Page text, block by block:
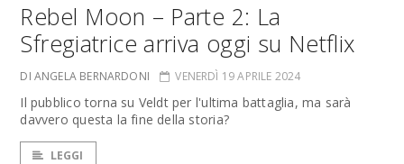
Rebel Moon – Parte 2: La
Sfregiatrice arriva oggi su Netflix
DI ANGELA BERNARDONI VENERDÌ 19 APRILE 2024
Il pubblico torna su Veldt per l'ultima battaglia, ma sarà
davvero questa la fine della storia?
LEGGI